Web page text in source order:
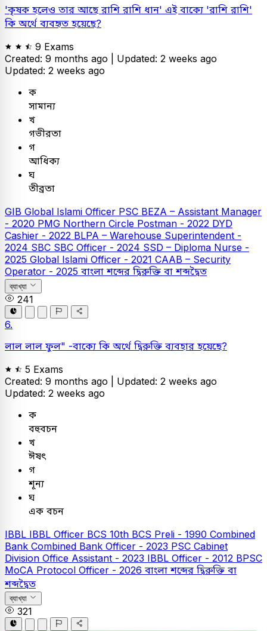
'কৃষক হলেও তার আছে রাশি রাশি ধান' এই বাক্যে 'রাশি রাশি'
কি অর্থে ব্যবহৃত হয়েছে?
9 Exams
Created: 9 months ago | Updated: 2 weeks ago
Updated: 2 weeks ago
ক
সামান্য
খ
গভীরতা
গ
আধিক্য
ঘ
তীব্রতা
GIB Global Islami Officer PSC BEZA – Assistant Manager
- 2020 PMG Northern Circle Postman - 2022 DYD
Cashier - 2022 BLPA – Warehouse Superintendent -
2024 SBC SBC Officer - 2024 SSD – Diploma Nurse -
2025 Global Islami Officer - 2021 CAAB – Security
Operator - 2025 বাংলাশব্দের দ্বিরুক্তি বা শব্দদ্বৈত
ব্যাখ্যা
241
6.
লাল লাল ফুল" -বাক্যে কি অর্থে দ্বিরুক্তি ব্যবহার হয়েছে?
5 Exams
Created: 9 months ago | Updated: 2 weeks ago
Updated: 2 weeks ago
ক
বহুবচন
খ
ঈষৎ
গ
শূন্য
ঘ
এক বচন
IBBL IBBL Officer BCS 10th BCS Preli - 1990 Combined
Bank Combined Bank Officer - 2023 PSC Cabinet
Division Office Assistant - 2023 IBBL Officer - 2012 BPSC
MoCA Protocol Officer - 2026 বাংলাশব্দের দ্বিরুক্তি বা
শব্দদ্বৈত
ব্যাখ্যা
321